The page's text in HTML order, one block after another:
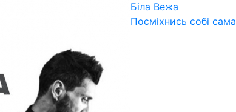
Біла Вежа
Посміхнись собі сама